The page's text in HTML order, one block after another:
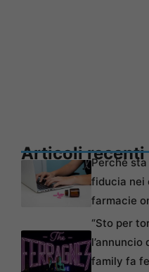
Articoli recenti
Perché
fiducia nei
farmacie
“Sto per
l’annuncio
family fa